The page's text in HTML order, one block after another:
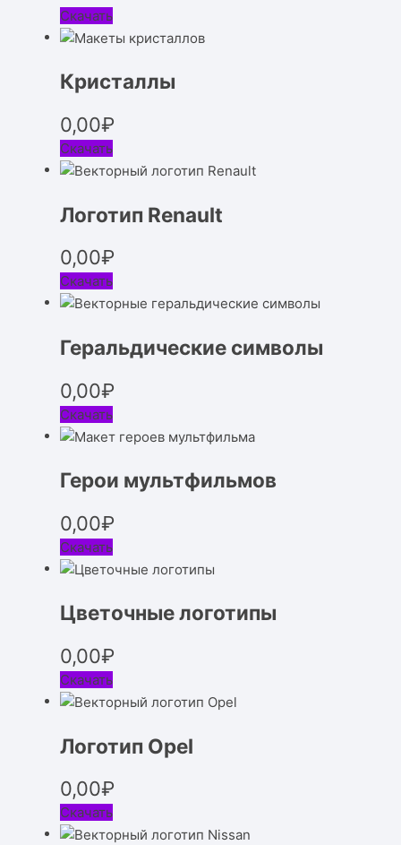
Скачать
Кристаллы
0,00₽
Скачать
Логотип Renault
0,00₽
Скачать
Геральдические символы
0,00₽
Скачать
Герои мультфильмов
0,00₽
Скачать
Цветочные логотипы
0,00₽
Скачать
Логотип Opel
0,00₽
Скачать